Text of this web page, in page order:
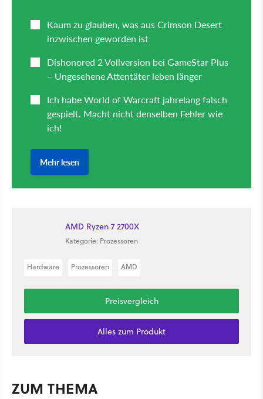
AMD Ryzen 7 2700X
Kategorie: Prozessoren
Hardware Prozessoren AMD
Preisvergleich
Alles zum Produkt
ZUM THEMA